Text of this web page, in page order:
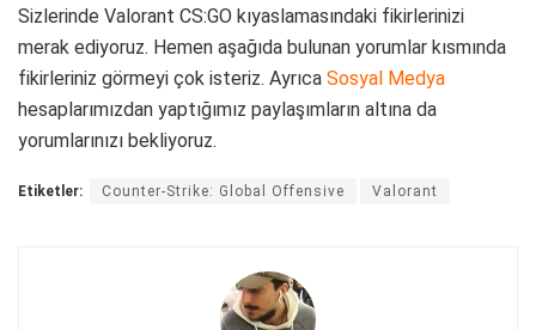
Sizlerinde Valorant CS:GO kıyaslamasındaki fikirlerinizi
merak ediyoruz. Hemen aşağıda bulunan yorumlar kısmında
fikirleriniz görmeyi çok isteriz. Ayrıca Sosyal Medya
hesaplarımızdan yaptığımız paylaşımların altına da
yorumlarınızı bekliyoruz.
Etiketler: Counter-Strike: Global Offensive Valorant